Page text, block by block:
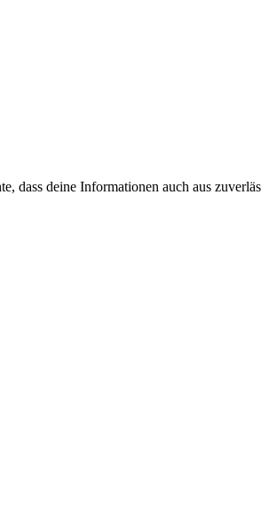
dass deine Informationen auch aus